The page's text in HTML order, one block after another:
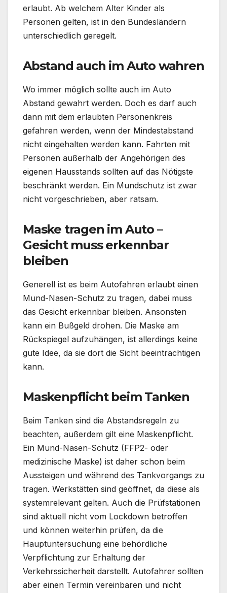
erlaubt. Ab welchem Alter Kinder als
Personen gelten, ist in den Bundesländern
unterschiedlich geregelt.
Abstand auch im Auto wahren
Wo immer möglich sollte auch im Auto
Abstand gewahrt werden. Doch es darf auch
dann mit dem erlaubten Personenkreis
gefahren werden, wenn der Mindestabstand
nicht eingehalten werden kann. Fahrten mit
Personen außerhalb der Angehörigen des
eigenen Hausstands sollten auf das Nötigste
beschränkt werden. Ein Mundschutz ist zwar
nicht vorgeschrieben, aber ratsam.
Maske tragen im Auto –
Gesicht muss erkennbar
bleiben
Generell ist es beim Autofahren erlaubt einen
Mund-Nasen-Schutz zu tragen, dabei muss
das Gesicht erkennbar bleiben. Ansonsten
kann ein Bußgeld drohen. Die Maske am
Rückspiegel aufzuhängen, ist allerdings keine
gute Idee, da sie dort die Sicht beeinträchtigen
kann.
Maskenpflicht beim Tanken
Beim Tanken sind die Abstandsregeln zu
beachten, außerdem gilt eine Maskenpflicht.
Ein Mund-Nasen-Schutz (FFP2- oder
medizinische Maske) ist daher schon beim
Aussteigen und während des Tankvorgangs zu
tragen. Werkstätten sind geöffnet, da diese als
systemrelevant gelten. Auch die Prüfstationen
sind aktuell nicht vom Lockdown betroffen
und können weiterhin prüfen, da die
Hauptuntersuchung eine behördliche
Verpflichtung zur Erhaltung der
Verkehrssicherheit darstellt. Autofahrer sollten
aber einen Termin vereinbaren und nicht